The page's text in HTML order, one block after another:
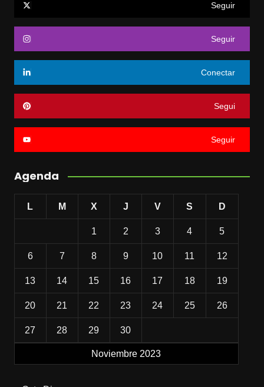
Seguir
Seguir
Conectar
Segui
Seguir
Agenda
Noviembre 2023
L M X J V S D
1 2 3 4 5
6 7 8 9 10 11 12
13 14 15 16 17 18 19
20 21 22 23 24 25 26
27 28 29 30